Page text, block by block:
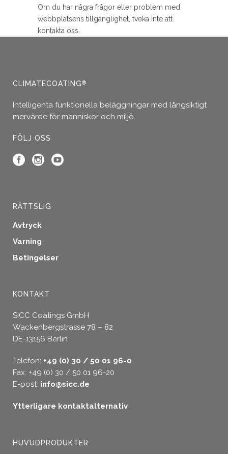
Om du har några frågor eller problem med
webbplatsens tillgänglighet, tveka inte att
kontakta oss.
CLIMATECOATING®
Intelligenta funktionella beläggningar med långsiktigt
mervärde för människor och miljö.
FÖLJ OSS
RÄTTSLIG
Avtryck
Varning
Betingelser
KONTAKT
SICC Coatings GmbH
Wackenbergstrasse 78 – 82
DE-13156 Berlin
Telefon: +49 (0) 30 / 50 01 96-0
Fax: +49 (0) 30 / 50 01 96-20
E-post: info@sicc.de
Ytterligare kontaktalternativ
HUVUDPRODUKTER